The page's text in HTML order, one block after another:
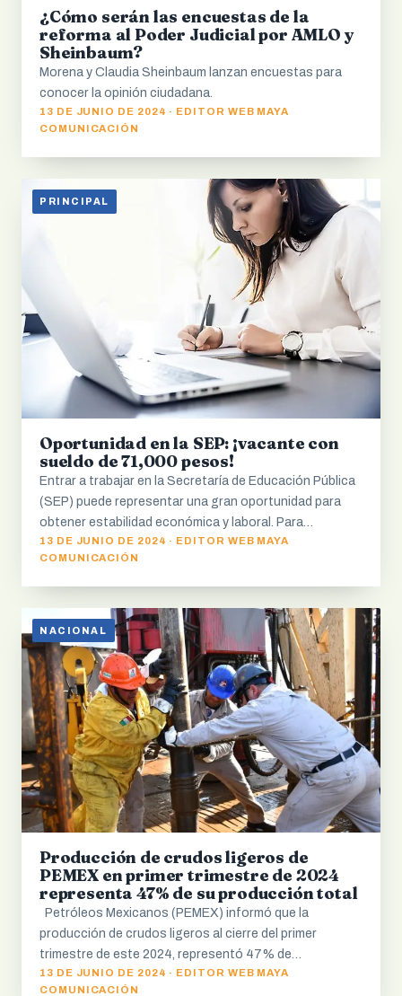
¿Cómo serán las encuestas de la
reforma al Poder Judicial por AMLO y
Sheinbaum?
Morena y Claudia Sheinbaum lanzan encuestas para
conocer la opinión ciudadana.
13 DE JUNIO DE 2024 · EDITOR WEB MAYA
COMUNICACIÓN
PRINCIPAL
Oportunidad en la SEP: ¡vacante con
sueldo de 71,000 pesos!
Entrar a trabajar en la Secretaría de Educación Pública
(SEP) puede representar una gran oportunidad para
obtener estabilidad económica y laboral. Para…
13 DE JUNIO DE 2024 · EDITOR WEB MAYA
COMUNICACIÓN
NACIONAL
Producción de crudos ligeros de
PEMEX en primer trimestre de 2024
representa 47% de su producción total
Petróleos Mexicanos (PEMEX) informó que la
producción de crudos ligeros al cierre del primer
trimestre de este 2024, representó 47% de…
13 DE JUNIO DE 2024 · EDITOR WEB MAYA
COMUNICACIÓN